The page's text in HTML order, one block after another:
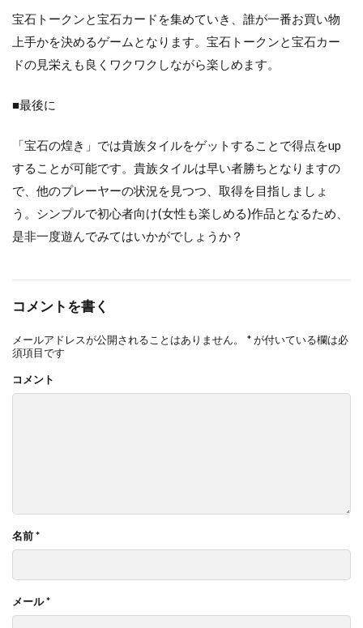
宝石トークンと宝石カードを集めていき、誰が一番お買い物
上手かを決めるゲームとなります。宝石トークンと宝石カー
ドの見栄えも良くワクワクしながら楽しめます。
■最後に
「宝石の煌き」では貴族タイルをゲットすることで得点をup
することが可能です。貴族タイルは早い者勝ちとなりますの
で、他のプレーヤーの状況を見つつ、取得を目指しましょ
う。シンプルで初心者向け(女性も楽しめる)作品となるため、
是非一度遊んでみてはいかがでしょうか？
コメントを書く
メールアドレスが公開されることはありません。 *が付いている欄は必
須項目です
コメント
名前*
メール*